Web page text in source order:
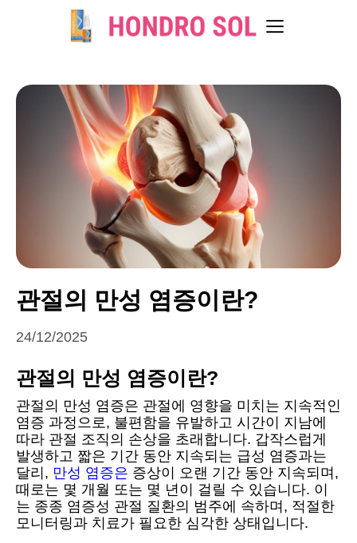
관절의 만성 염증이란?
24/12/2025
관절의 만성 염증이란?
관절의 만성 염증은 관절에 영향을 미치는 지속적인
염증 과정으로, 불편함을 유발하고 시간이 지남에
따라 관절 조직의 손상을 초래합니다. 갑작스럽게
발생하고 짧은 기간 동안 지속되는 급성 염증과는
달리, 만성 염증은 증상이 오랜 기간 동안 지속되며,
때로는 몇 개월 또는 몇 년이 걸릴 수 있습니다. 이
는 종종 염증성 관절 질환의 범주에 속하며, 적절한
모니터링과 치료가 필요한 심각한 상태입니다.